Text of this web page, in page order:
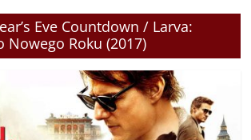
Eve Countdown / Larva:
Nowego Roku (2017)